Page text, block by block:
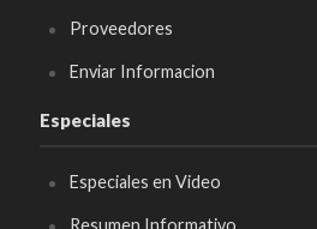
Proveedores
Enviar Informacion
Especiales
Especiales en Video
Resumen Informativo